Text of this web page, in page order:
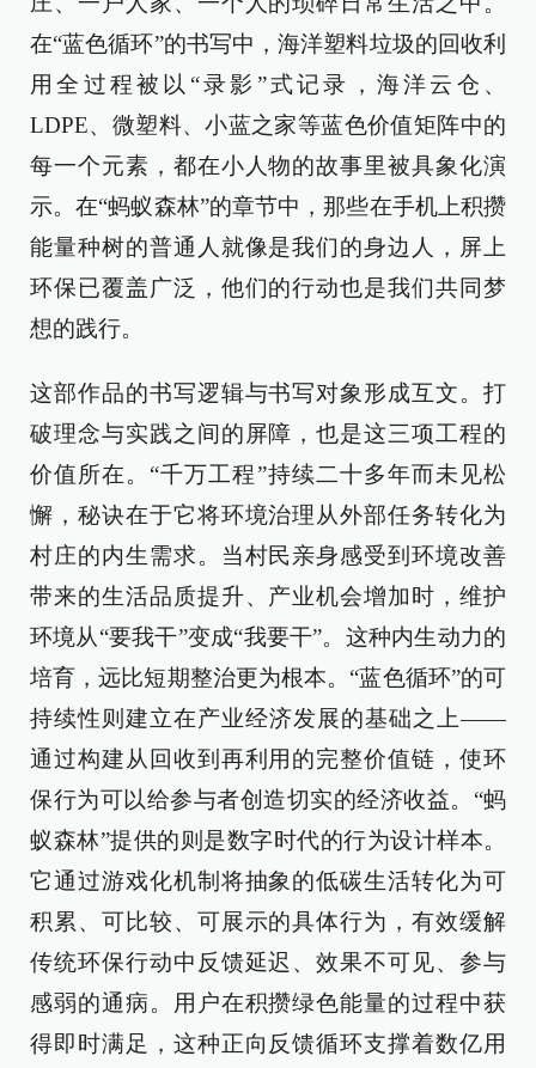
在“蓝色循环”的书写中，海洋塑料垃圾的回收利
用全过程被以“录影”式记录，海洋云仓、
LDPE、微塑料、小蓝之家等蓝色价值矩阵中的
每一个元素，都在小人物的故事里被具象化演
示。在“蚂蚁森林”的章节中，那些在手机上积攒
能量种树的普通人就像是我们的身边人，屏上
环保已覆盖广泛，他们的行动也是我们共同梦
想的践行。
这部作品的书写逻辑与书写对象形成互文。打
破理念与实践之间的屏障，也是这三项工程的
价值所在。“千万工程”持续二十多年而未见松
懈，秘诀在于它将环境治理从外部任务转化为
村庄的内生需求。当村民亲身感受到环境改善
带来的生活品质提升、产业机会增加时，维护
环境从“要我干”变成“我要干”。这种内生动力的
培育，远比短期整治更为根本。“蓝色循环”的可
持续性则建立在产业经济发展的基础之上——
通过构建从回收到再利用的完整价值链，使环
保行为可以给参与者创造切实的经济收益。“蚂
蚁森林”提供的则是数字时代的行为设计样本。
它通过游戏化机制将抽象的低碳生活转化为可
积累、可比较、可展示的具体行为，有效缓解
传统环保行动中反馈延迟、效果不可见、参与
感弱的通病。用户在积攒绿色能量的过程中获
得即时满足，这种正向反馈循环支撑着数亿用